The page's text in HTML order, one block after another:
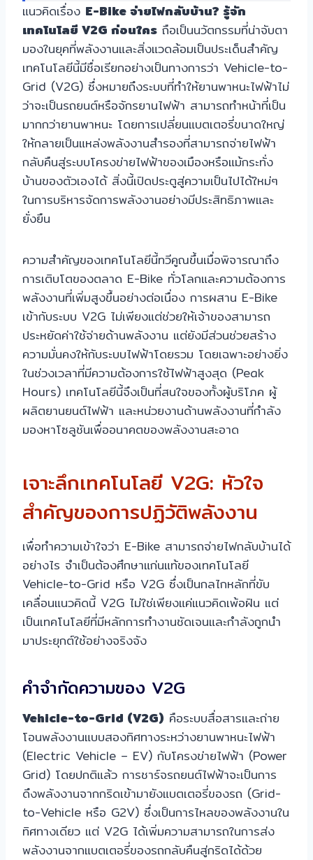
แนวคิดเรื่อง E-Bike จ่ายไฟกลับบ้าน? รู้จัก
เทคโนโลยี V2G ก่อนใคร ถือเป็นนวัตกรรมที่น่าจับตา
มองในยุคที่พลังงานและสิ่งแวดล้อมเป็นประเด็นสำคัญ
เทคโนโลยีนี้มีชื่อเรียกอย่างเป็นทางการว่า Vehicle-to-
Grid (V2G) ซึ่งหมายถึงระบบที่ทำให้ยานพาหนะไฟฟ้าไม่
ว่าจะเป็นรถยนต์หรือจักรยานไฟฟ้า สามารถทำหน้าที่เป็น
มากกว่ายานพาหนะ โดยการเปลี่ยนแบตเตอรี่ขนาดใหญ่
ให้กลายเป็นแหล่งพลังงานสำรองที่สามารถจ่ายไฟฟ้า
กลับคืนสู่ระบบโครงข่ายไฟฟ้าของเมืองหรือแม้กระทั่ง
บ้านของตัวเองได้ สิ่งนี้เปิดประตูสู่ความเป็นไปได้ใหม่ๆ
ในการบริหารจัดการพลังงานอย่างมีประสิทธิภาพและ
ยั่งยืน
ความสำคัญของเทคโนโลยีนี้ทวีคูณขึ้นเมื่อพิจารณาถึง
การเติบโตของตลาด E-Bike ทั่วโลกและความต้องการ
พลังงานที่เพิ่มสูงขึ้นอย่างต่อเนื่อง การผสาน E-Bike
เข้ากับระบบ V2G ไม่เพียงแต่ช่วยให้เจ้าของสามารถ
ประหยัดค่าใช้จ่ายด้านพลังงาน แต่ยังมีส่วนช่วยสร้าง
ความมั่นคงให้กับระบบไฟฟ้าโดยรวม โดยเฉพาะอย่างยิ่ง
ในช่วงเวลาที่มีความต้องการใช้ไฟฟ้าสูงสุด (Peak
Hours) เทคโนโลยีนี้จึงเป็นที่สนใจของทั้งผู้บริโภค ผู้
ผลิตยานยนต์ไฟฟ้า และหน่วยงานด้านพลังงานที่กำลัง
มองหาโซลูชันเพื่ออนาคตของพลังงานสะอาด
เจาะลึกเทคโนโลยี V2G: หัวใจ
สำคัญของการปฏิวัติพลังงาน
เพื่อทำความเข้าใจว่า E-Bike สามารถจ่ายไฟกลับบ้านได้
อย่างไร จำเป็นต้องศึกษาแก่นแท้ของเทคโนโลยี
Vehicle-to-Grid หรือ V2G ซึ่งเป็นกลไกหลักที่ขับ
เคลื่อนแนวคิดนี้ V2G ไม่ใช่เพียงแค่แนวคิดเพ้อฝัน แต่
เป็นเทคโนโลยีที่มีหลักการทำงานชัดเจนและกำลังถูกนำ
มาประยุกต์ใช้อย่างจริงจัง
คำจำกัดความของ V2G
Vehicle-to-Grid (V2G) คือระบบสื่อสารและถ่าย
โอนพลังงานแบบสองทิศทางระหว่างยานพาหนะไฟฟ้า
(Electric Vehicle – EV) กับโครงข่ายไฟฟ้า (Power
Grid) โดยปกติแล้ว การชาร์จรถยนต์ไฟฟ้าจะเป็นการ
ดึงพลังงานจากกริดเข้ามายังแบตเตอรี่ของรถ (Grid-
to-Vehicle หรือ G2V) ซึ่งเป็นการไหลของพลังงานใน
ทิศทางเดียว แต่ V2G ได้เพิ่มความสามารถในการส่ง
พลังงานจากแบตเตอรี่ของรถกลับคืนสู่กริดได้ด้วย